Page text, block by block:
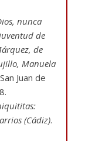
nunca
de
de
Manuela
Juan de
(Cádiz).